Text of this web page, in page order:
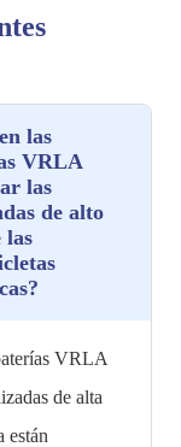
las
VRLA
las
de alto
las
VRLA
de alta
están